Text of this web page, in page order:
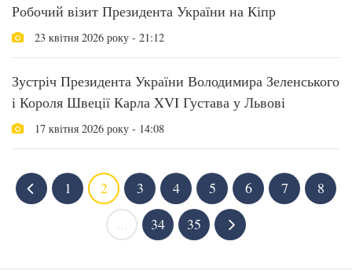
Робочий візит Президента України на Кіпр
23 квітня 2026 року - 21:12
Зустріч Президента України Володимира Зеленського
і Короля Швеції Карла XVI Густава у Львові
17 квітня 2026 року - 14:08
1 2 3 4 5 6 7
8
34 35